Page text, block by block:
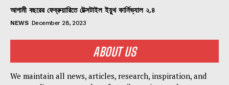
আগামী বছরের ফেব্রুয়ারিতে টেক্সটাইল ইয়ুথ কার্নিভ্যাল ২.৪
NEWS December 28, 2023
ABOUT US
We maintain all news, articles, research, inspiration, and